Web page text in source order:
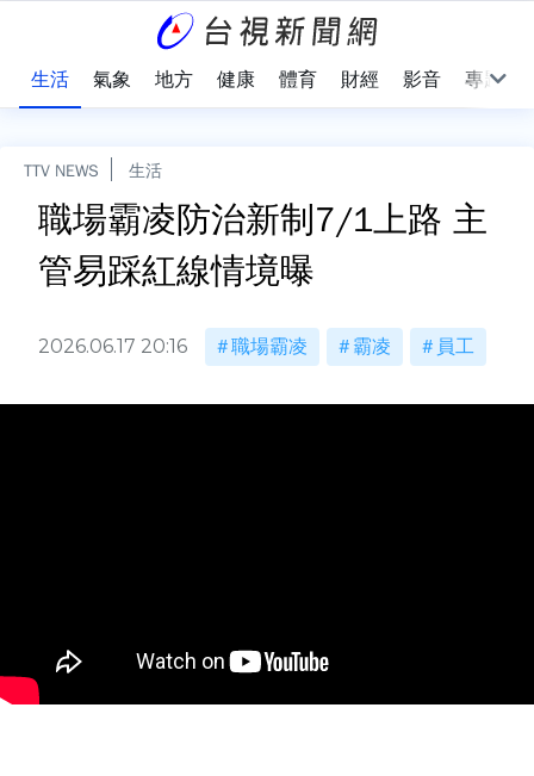
生活 氣象 地方 健康 體育 財經 影音 專題
TTV NEWS 生活
職場霸凌防治新制7/1上路 主
管易踩紅線情境曝
2026.06.17 20:16 職場霸凌 霸凌 員工